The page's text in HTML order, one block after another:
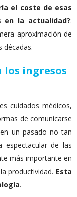
el coste de esas
en la actualidad?:
aproximación de
décadas.
los ingresos
cuidados médicos,
de comunicarse
un pasado no tan
espectacular de las
más importante en
productividad. Esta
.